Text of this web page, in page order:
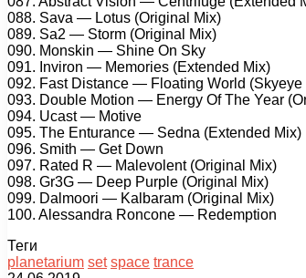
088. Sava — Lotus (Original Mix)
089. Sa2 — Storm (Original Mix)
090. Monskin — Shine On Sky
091. Inviron — Memories (Extended Mix)
092. Fast Distance — Floating World (Skyeye
093. Double Motion — Energy Of The Year
094. Ucast — Motive
095. The Enturance — Sedna (Extended Mix)
096. Smith — Get Down
097. Rated R — Malevolent (Original Mix)
098. Gr3G — Deep Purple (Original Mix)
099. Dalmoori — Kalbaram (Original Mix)
100. Alessandra Roncone — Redemption
Теги
planetarium set space trance